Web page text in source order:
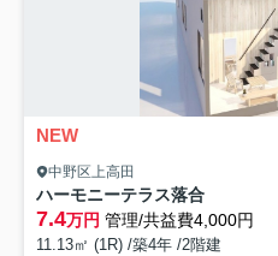
NEW
中野区上高田
ハーモニーテラス落合
7.4万円 管理/共益費4,000円
11.13㎡ (1R) /築4年 /2階建